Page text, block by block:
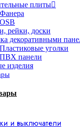
плиты
Фанера
OSB
рейки, доски
декоративными
Пластиковые уголки
ПВХ панели
и выключатели